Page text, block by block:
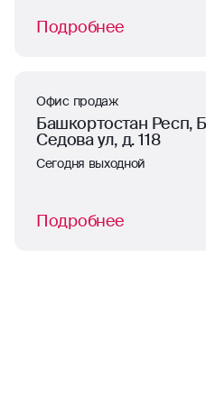
Подробнее
Офис продаж
Башкортостан Респ,
Седова ул, д. 118
Сегодня выходной
Подробнее